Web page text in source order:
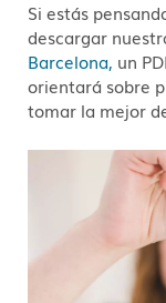
Si estás
descargar
Barcelona, un
orientará sobre
tomar la mejor